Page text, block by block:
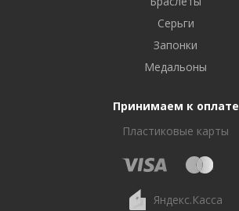
Серьги
Запонки
Медальоны
Принимаем к оплате
Пластиковые карты
Яндекс.Касса